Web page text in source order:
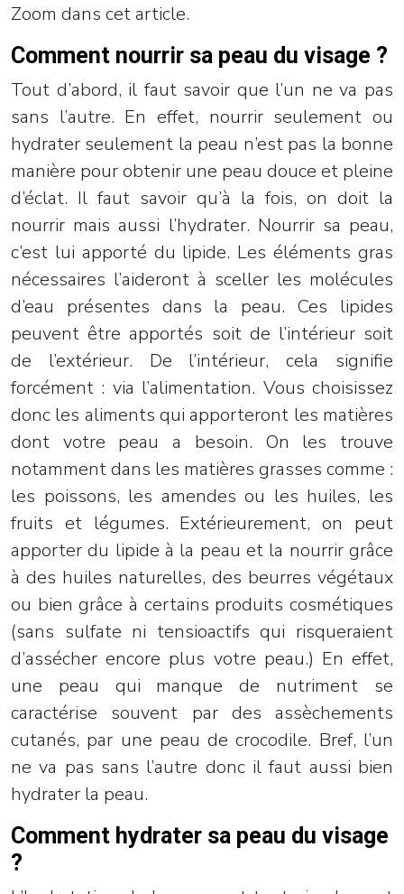
Zoom dans cet article.
Comment nourrir sa peau du visage ?
Tout d’abord, il faut savoir que l’un ne va pas
sans l’autre. En effet, nourrir seulement ou
hydrater seulement la peau n’est pas la bonne
manière pour obtenir une peau douce et pleine
d’éclat. Il faut savoir qu’à la fois, on doit la
nourrir mais aussi l’hydrater. Nourrir sa peau,
c’est lui apporté du lipide. Les éléments gras
nécessaires l’aideront à sceller les molécules
d’eau présentes dans la peau. Ces lipides
peuvent être apportés soit de l’intérieur soit
de l’extérieur. De l’intérieur, cela signifie
forcément : via l’alimentation. Vous choisissez
donc les aliments qui apporteront les matières
dont votre peau a besoin. On les trouve
notamment dans les matières grasses comme :
les poissons, les amendes ou les huiles, les
fruits et légumes. Extérieurement, on peut
apporter du lipide à la peau et la nourrir grâce
à des huiles naturelles, des beurres végétaux
ou bien grâce à certains produits cosmétiques
(sans sulfate ni tensioactifs qui risqueraient
d’assécher encore plus votre peau.) En effet,
une peau qui manque de nutriment se
caractérise souvent par des assèchements
cutanés, par une peau de crocodile. Bref, l’un
ne va pas sans l’autre donc il faut aussi bien
hydrater la peau.
Comment hydrater sa peau du visage
?